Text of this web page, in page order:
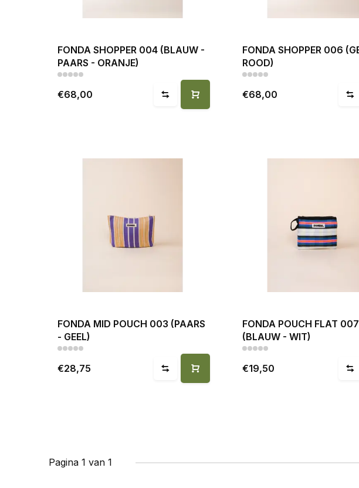
FONDA SHOPPER 004 (BLAUW -
PAARS - ORANJE)
€68,00
FONDA SHOPPER 006
ROOD)
€68,00
FONDA MID POUCH 003 (PAARS
- GEEL)
€28,75
FONDA POUCH FLAT 007
(BLAUW - WIT)
€19,50
Pagina 1 van 1